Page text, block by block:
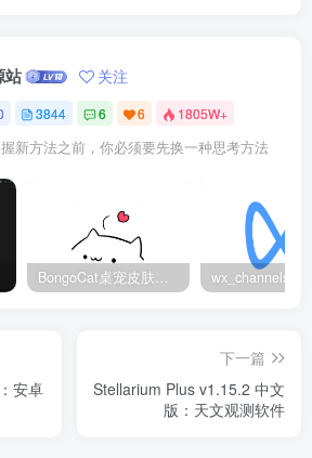
站 关注
3844 6 6 1805W+
新方法之前，你必须要先换一种思考方法
BongoCat桌宠皮肤包大全：20款主题皮肤免费下载
安卓
下一篇
Stellarium Plus v1.15.2 中文
版：天文观测软件